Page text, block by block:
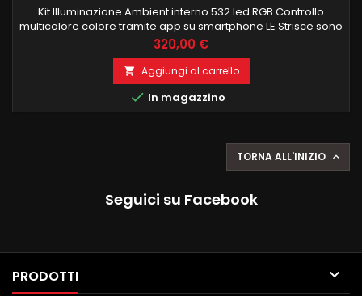
Kit Illuminazione Ambient interno 532 led RGB Controllo
multicolore colore tramite app su smartphone LE Strisce sono
composte de 100 led interni per una corretta ed uniforme
illuminazione e si possono anche tagliare a misura Kit è
composto da: 4 strisce porte 4 maniglie 4 portaoggetti porte
4 tappetini piedi 1 cruscotto frontale 4 PEZZI 75CM 1 PEZZO...
Prezzo
320,00 €
 Aggiungi al carrello
 In magazzino
TORNA ALL'INIZIO 
Seguici su Facebook
PRODOTTI 